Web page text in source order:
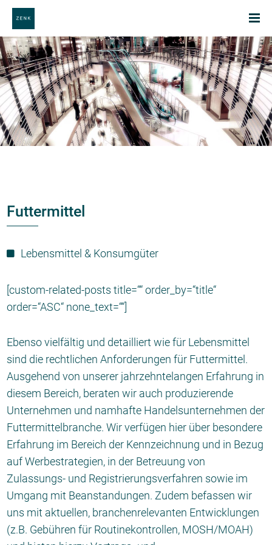
Futtermittel
Lebensmittel & Konsumgüter
[custom-related-posts title=““ order_by=“title“
order=“ASC“ none_text=““]
Ebenso vielfältig und detailliert wie für Lebensmittel
sind die rechtlichen Anforderungen für Futtermittel.
Ausgehend von unserer jahrzehntelangen Erfahrung in
diesem Bereich, beraten wir auch produzierende
Unternehmen und namhafte Handelsunternehmen der
Futtermittelbranche. Wir verfügen hier über besondere
Erfahrung im Bereich der Kennzeichnung und in Bezug
auf Werbestrategien, in der Betreuung von
Zulassungs- und Registrierungsverfahren sowie im
Umgang mit Beanstandungen. Zudem befassen wir
uns mit aktuellen, branchenrelevanten Entwicklungen
(z.B. Gebühren für Routinekontrollen, MOSH/MOAH)